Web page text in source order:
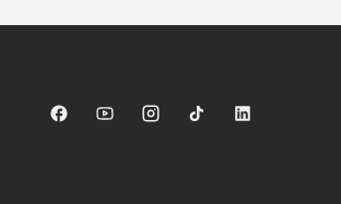
Sparkasse auf Facebook
Sparkasse auf Youtube
Sparkasse auf Instagram
Sparkasse auf TikTok
Sparkasse auf